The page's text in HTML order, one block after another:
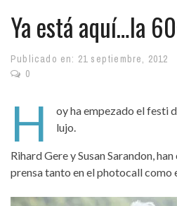
Ya está aquí…la
Publicado en: 21 septiembre, 2012
0
H
oy ha empezado el festi
lujo.
Rihard Gere y Susan Sarandon,
prensa tanto en el photocall como